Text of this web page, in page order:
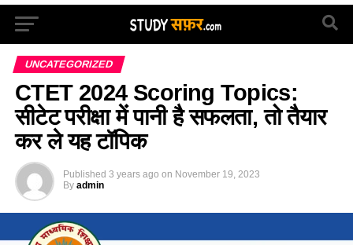
UNCATEGORIZED
CTET 2024 Scoring Topics:
सीटेट परीक्षा में पानी है सफलता, तो तैयार
कर ले यह टॉपिक
Published 3 years ago on November 19, 2023
By admin